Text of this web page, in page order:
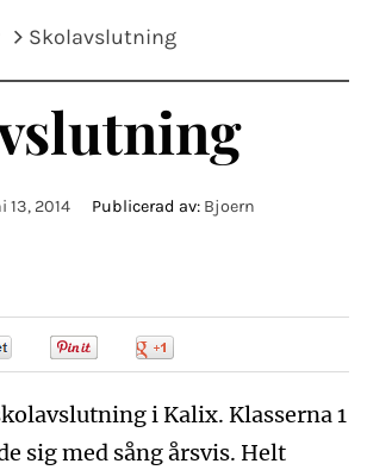
Skolavslutning
13, 2014 Publicerad av: Bjoern
i Kalix. Klasserna 1
sig med sång årsvis. Helt